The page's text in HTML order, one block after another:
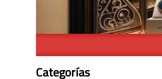
Categorías